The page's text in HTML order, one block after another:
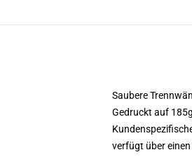
Saubere
Gedruckt auf
verfügt über